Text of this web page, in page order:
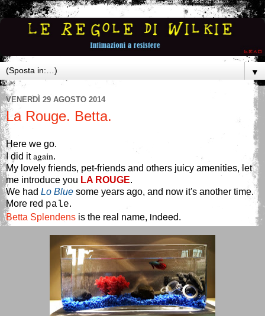
▼
VENERDÌ 29 AGOSTO 2014
La Rouge. Betta.
Here we go.
I did itagain.
My lovely friends, pet-friends and others juicy amenities, let
me introduce you LA ROUGE.
We had Lo Blue some years ago, and now it's another time.
More red pale.
Betta Splendens is the real name, indeed.